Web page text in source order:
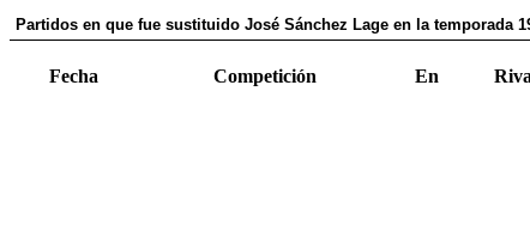
Partidos en que fue sustituido José Sánchez Lage en la temporada
Fecha Competición En